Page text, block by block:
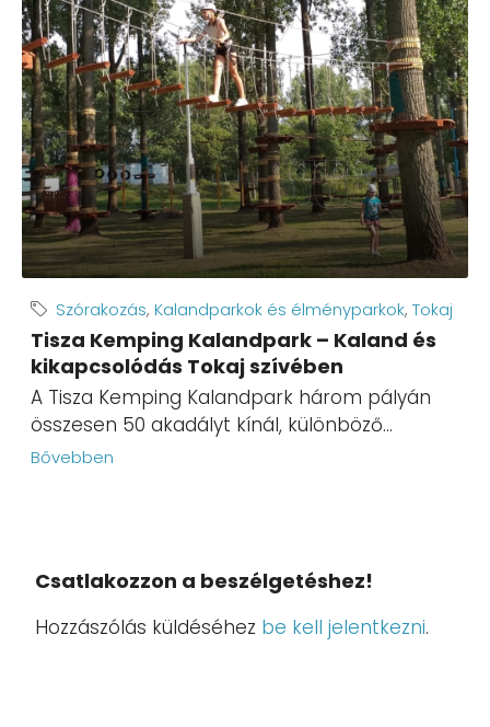
Szórakozás, Kalandparkok és élményparkok, Tokaj
Tisza Kemping Kalandpark – Kaland és
kikapcsolódás Tokaj szívében
A Tisza Kemping Kalandpark három pályán
összesen 50 akadályt kínál, különböző...
Bővebben
Csatlakozzon a beszélgetéshez!
Hozzászólás küldéséhez be kell jelentkezni.